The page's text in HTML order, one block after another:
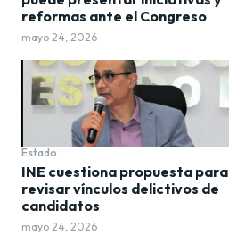
reformas ante el Congreso
mayo 24, 2026
Estado
INE cuestiona propuesta para
revisar vínculos delictivos de
candidatos
mayo 24, 2026